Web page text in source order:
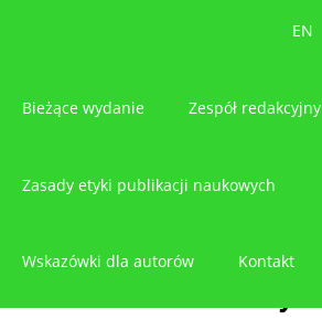
EN
Bieżące wydanie Zespół redakcyjny
Zasady etyki publikacji naukowych
Wskazówki dla autorów Kontakt